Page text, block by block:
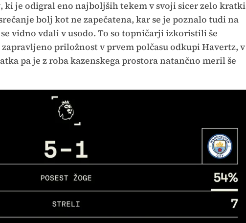
, ki je odigral eno najboljših tekem v svoji sicer zelo kratki
bolj kot ne zapečatena, kar se je poznalo tudi na
vidno vdali v usodo. To so topničarji izkoristili še
zapravljeno priložnost v prvem polčasu odkupi Havertz, v
pa je z roba kazenskega prostora natančno meril še